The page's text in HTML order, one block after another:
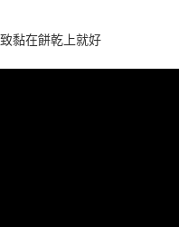
黏在餅乾上就好